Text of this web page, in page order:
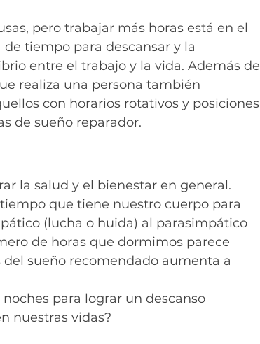
pero trabajar más horas está en el
tiempo para descansar y la
entre el trabajo y la vida. Además de
realiza una persona también
con horarios rotativos y posiciones
de sueño reparador.
la salud y el bienestar en general.
que tiene nuestro cuerpo para
(lucha o huida) al parasimpático
de horas que dormimos parece
sueño recomendado aumenta a
para lograr un descanso
nuestras vidas?